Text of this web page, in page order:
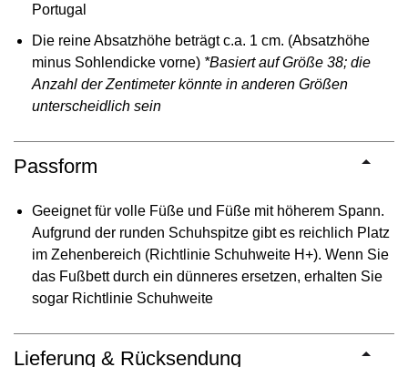
Portugal
Die reine Absatzhöhe beträgt c.a. 1 cm. (Absatzhöhe
minus Sohlendicke vorne) *Basiert auf Größe 38; die
Anzahl der Zentimeter könnte in anderen Größen
unterscheidlich sein
Passform
Geeignet für volle Füße und Füße mit höherem Spann.
Aufgrund der runden Schuhspitze gibt es reichlich Platz
im Zehenbereich (Richtlinie Schuhweite H+). Wenn Sie
das Fußbett durch ein dünneres ersetzen, erhalten Sie
sogar Richtlinie Schuhweite
Lieferung & Rücksendung